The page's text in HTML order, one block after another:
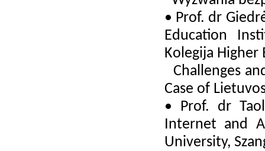
• Prof. dr
Education
Kolegija
Challenges
Case of
• Prof. dr
Internet and
University,